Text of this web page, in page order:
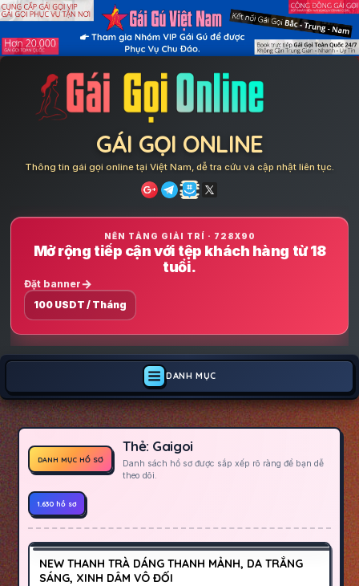
Skip
content
GÁI GỌI ONLINE
Thông tin gái gọi online tại Việt Nam, dễ tra cứu và cập nhật liên tục.
NỀN TẢNG GIẢI TRÍ · 728X90
Mở rộng tiếp cận với tệp khách hàng từ 18
tuổi.
Đặt banner
100 USDT / Tháng
DANH MỤC
DANH MỤC HỒ SƠ
Thẻ: Gaigoi
Danh sách hồ sơ được sắp xếp rõ ràng để bạn dễ
theo dõi.
1.630 hồ sơ
300K
HOẠT ĐỘNG
GÒ VẤP SÀI GÒN
NEW THANH TRÀ DÁNG THANH MẢNH, DA TRẮNG
SÁNG, XINH DÂM VÔ ĐỐI